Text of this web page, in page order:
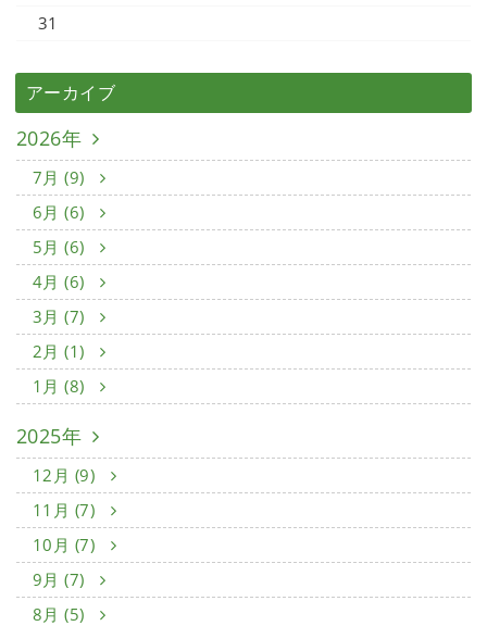
31
アーカイブ
2026年
7月 (9)
6月 (6)
5月 (6)
4月 (6)
3月 (7)
2月 (1)
1月 (8)
2025年
12月 (9)
11月 (7)
10月 (7)
9月 (7)
8月 (5)